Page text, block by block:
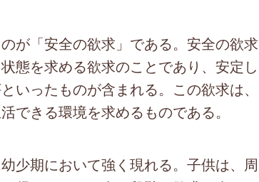
が「安全の欲求」である。安全の欲求
態を求める欲求のことであり、安定し
いったものが含まれる。この欲求は、
できる環境を求めるものである。
少期において強く現れる。子供は、周